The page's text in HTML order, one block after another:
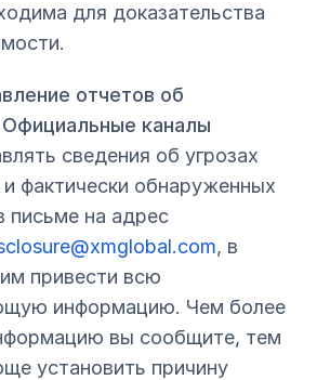
для доказательства
отчетов об
каналы
сведения об угрозах
и фактически обнаруженных
письме на адрес
, в
привести всю
информацию. Чем более
вы сообщите, тем
установить причину